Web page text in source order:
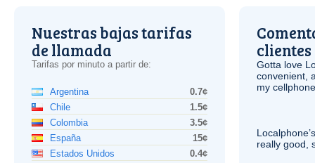
Nuestras bajas tarifas
de llamada
Tarifas por minuto a partir de:
Argentina
0.7¢
Chile
1.5¢
Colombia
3.5¢
España
15¢
Estados Unidos
0.4¢
clientes
Gotta love
convenient,
my
really good,